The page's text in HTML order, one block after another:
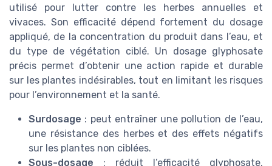
utilisé pour lutter contre les herbes annuelles et
vivaces. Son efficacité dépend fortement du dosage
appliqué, de la concentration du produit dans l’eau, et
du type de végétation ciblé. Un dosage glyphosate
précis permet d’obtenir une action rapide et durable
sur les plantes indésirables, tout en limitant les risques
pour l’environnement et la santé.
Surdosage : peut entraîner une pollution de l’eau,
une résistance des herbes et des effets négatifs
sur les plantes non ciblées.
Sous-dosage : réduit l’efficacité glyphosate,